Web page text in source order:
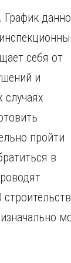
График
себя от
и
пройти
в